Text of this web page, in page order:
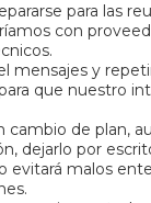
para las
con
mensajes y
que nuestro
cambio de plan,
dejarlo por
evitará malos